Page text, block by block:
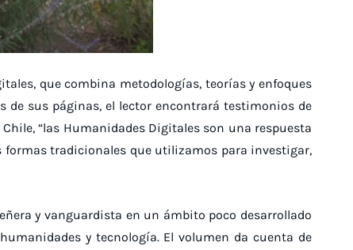
que combina metodologías, teorías y enfoques
de sus páginas, el lector encontrará testimonios de
“las Humanidades Digitales son una respuesta
formas tradicionales que utilizamos para investigar,
y vanguardista en un ámbito poco desarrollado
y tecnología. El volumen da cuenta de